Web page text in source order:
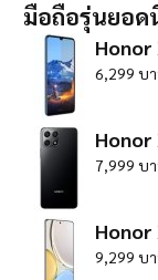
มือถือรุ่นยอด
Honor
6,299 บ
Honor
7,999 บ
Honor
9,299 บ